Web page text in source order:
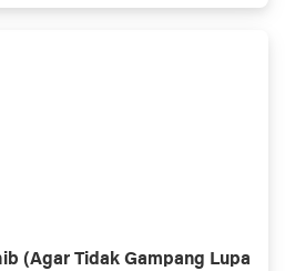
(Agar Tidak Gampang Lupa